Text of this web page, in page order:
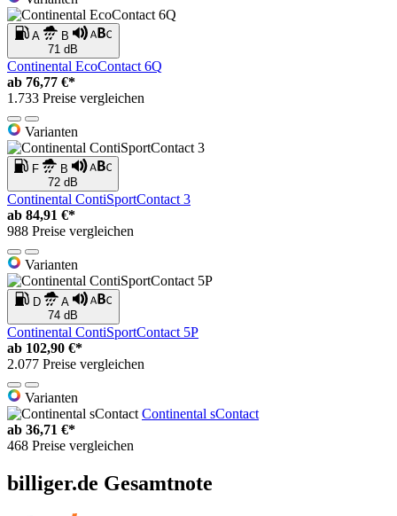
A
B
71 dB
Continental EcoContact 6Q
ab 76,77 €*
1.733 Preise vergleichen
Varianten
F
B
72 dB
Continental ContiSportContact 3
ab 84,91 €*
988 Preise vergleichen
Varianten
D
A
74 dB
Continental ContiSportContact 5P
ab 102,90 €*
2.077 Preise vergleichen
Varianten
Continental sContact
ab 36,71 €*
468 Preise vergleichen
billiger.de Gesamtnote